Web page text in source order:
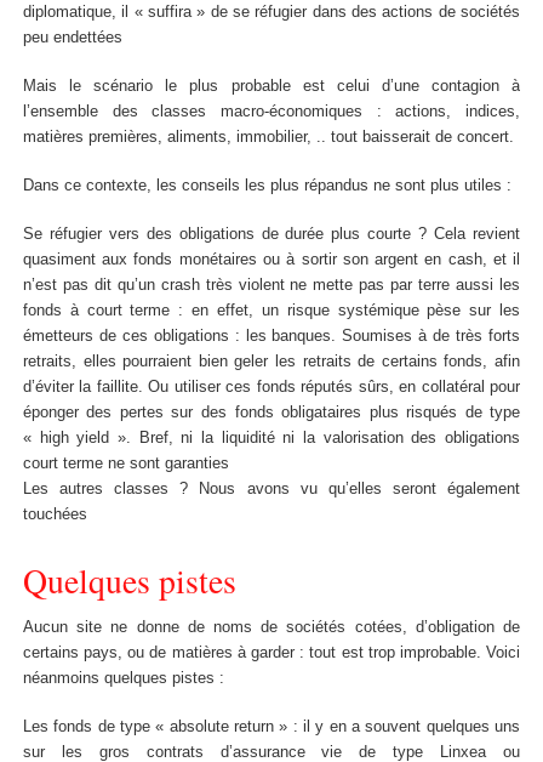
diplomatique, il « suffira » de se réfugier dans des actions de sociétés
peu endettées
Mais le scénario le plus probable est celui d’une contagion à
l’ensemble des classes macro-économiques : actions, indices,
matières premières, aliments, immobilier, .. tout baisserait de concert.
Dans ce contexte, les conseils les plus répandus ne sont plus utiles :
Se réfugier vers des obligations de durée plus courte ? Cela revient
quasiment aux fonds monétaires ou à sortir son argent en cash, et il
n’est pas dit qu’un crash très violent ne mette pas par terre aussi les
fonds à court terme : en effet, un risque systémique pèse sur les
émetteurs de ces obligations : les banques. Soumises à de très forts
retraits, elles pourraient bien geler les retraits de certains fonds, afin
d’éviter la faillite. Ou utiliser ces fonds réputés sûrs, en collatéral pour
éponger des pertes sur des fonds obligataires plus risqués de type
« high yield ». Bref, ni la liquidité ni la valorisation des obligations
court terme ne sont garanties
Les autres classes ? Nous avons vu qu’elles seront également
touchées
Quelques pistes
Aucun site ne donne de noms de sociétés cotées, d’obligation de
certains pays, ou de matières à garder : tout est trop improbable. Voici
néanmoins quelques pistes :
Les fonds de type « absolute return » : il y en a souvent quelques uns
sur les gros contrats d’assurance vie de type Linxea ou